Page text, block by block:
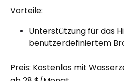
Vorteile:
Unterstützung für das
benutzerdefiniertem
Preis: Kostenlos mit